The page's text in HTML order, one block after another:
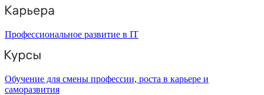
Профессиональное развитие в IT
Обучение для смены профессии, роста в карьере и
саморазвития